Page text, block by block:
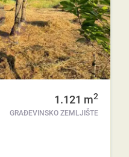
1.121 m2
GRAĐEVINSKO ZEMLJIŠTE